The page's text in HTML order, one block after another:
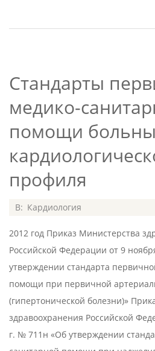
Стандарты
медико-
помощи
профиля
2015-
01
В: Кардиология
2012 год Приказ Министерства
Российской Федерации от 9
утверждении стандарта
помощи при первичной
(гипертонической болезни)»
здравоохранения Российской
г. № 711н «Об утверждении